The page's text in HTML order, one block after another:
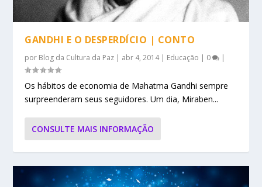
GANDHI E O DESPERDÍCIO | CONTO
por Blog da Cultura da Paz | abr 4, 2014| Educação | 0 |
Os hábitos de economia de Mahatma Gandhi sempre
surpreenderam seus seguidores. Um dia, Miraben...
CONSULTE MAIS INFORMAÇÃO